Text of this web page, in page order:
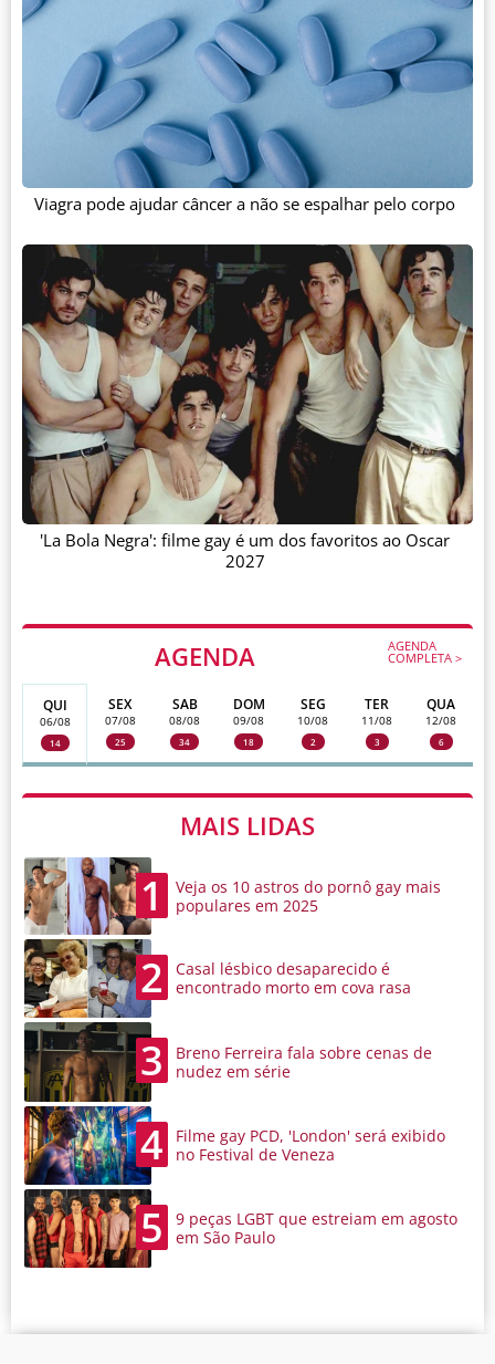
AGENDA AGENDA
COMPLETA >
QUI
06/08
14
SEX
07/08
25
SAB
08/08
34
DOM
09/08
18
SEG
10/08
2
TER
11/08
3
QUA
12/08
6
MAIS LIDAS
1
Veja os 10 astros do pornô gay mais
populares em 2025
2
Casal lésbico desaparecido é
encontrado morto em cova rasa
3
Breno Ferreira fala sobre cenas de
nudez em série
4
Filme gay PCD, 'London' será exibido
no Festival de Veneza
5
9 peças LGBT que estreiam em agosto
em São Paulo
Viagra pode ajudar câncer a não se espalhar pelo corpo
'La Bola Negra': filme gay é um dos favoritos ao Oscar
2027